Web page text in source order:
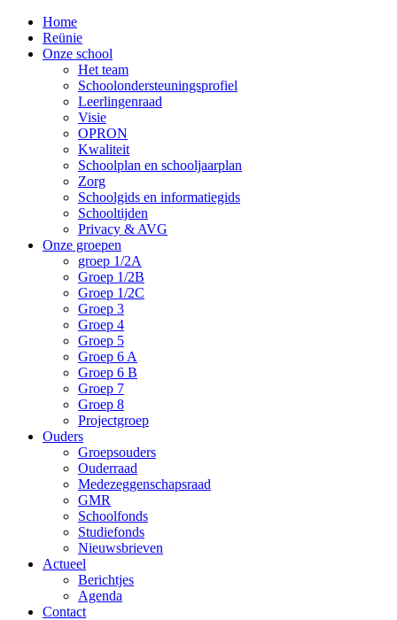
Home
Reünie
Onze school
Het team
Schoolondersteuningsprofiel
Leerlingenraad
Visie
OPRON
Kwaliteit
Schoolplan en schooljaarplan
Zorg
Schoolgids en informatiegids
Schooltijden
Privacy & AVG
Onze groepen
groep 1/2A
Groep 1/2B
Groep 1/2C
Groep 3
Groep 4
Groep 5
Groep 6 A
Groep 6 B
Groep 7
Groep 8
Projectgroep
Ouders
Groepsouders
Ouderraad
Medezeggenschapsraad
GMR
Schoolfonds
Studiefonds
Nieuwsbrieven
Actueel
Berichtjes
Agenda
Contact